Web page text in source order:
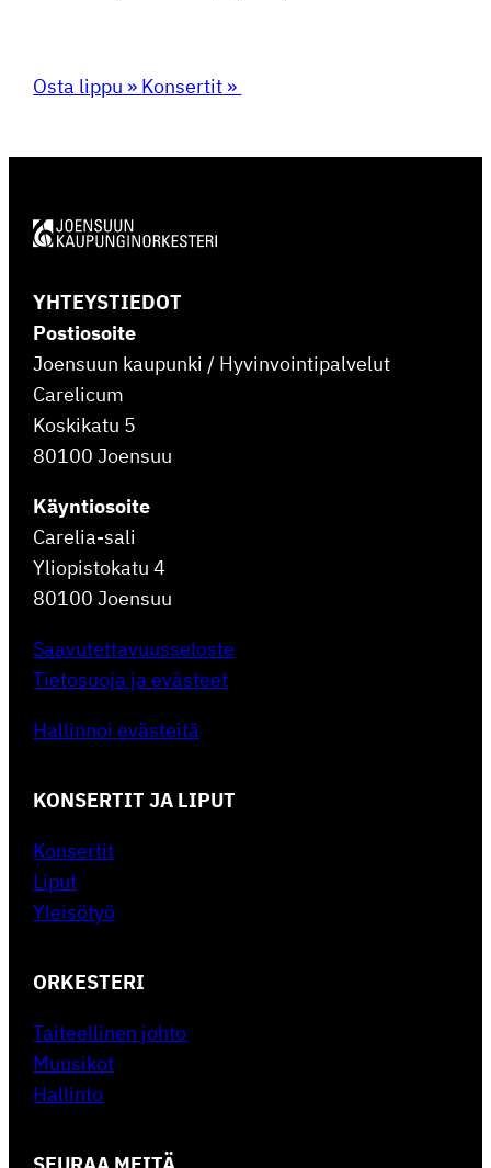
Osta lippu » Konsertit »
YHTEYSTIEDOT
Postiosoite
Joensuun kaupunki / Hyvinvointipalvelut
Carelicum
Koskikatu 5
80100 Joensuu
Käyntiosoite
Carelia-sali
Yliopistokatu 4
80100 Joensuu
Saavutettavuusseloste
Tietosuoja ja evästeet
Hallinnoi evästeitä
KONSERTIT JA LIPUT
Konsertit
Liput
Yleisötyö
ORKESTERI
Taiteellinen johto
Muusikot
Hallinto